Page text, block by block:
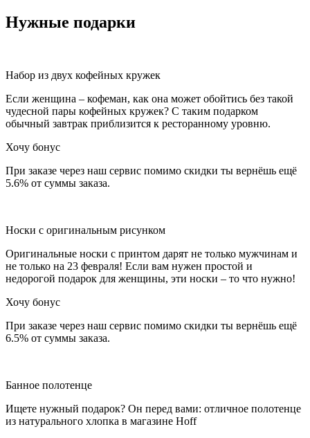
Нужные подарки
Набор из двух кофейных кружек
Если женщина – кофеман, как она может обойтись без такой
чудесной пары кофейных кружек? С таким подарком
обычный завтрак приблизится к ресторанному уровню.
Хочу бонус
При заказе через наш сервис помимо скидки ты вернёшь ещё
5.6% от суммы заказа.
Носки с оригинальным рисунком
Оригинальные носки с принтом дарят не только мужчинам и
не только на 23 февраля! Если вам нужен простой и
недорогой подарок для женщины, эти носки – то что нужно!
Хочу бонус
При заказе через наш сервис помимо скидки ты вернёшь ещё
6.5% от суммы заказа.
Банное полотенце
Ищете нужный подарок? Он перед вами: отличное полотенце
из натурального хлопка в магазине Hoff